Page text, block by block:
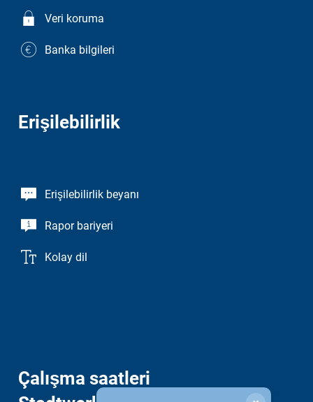
Veri koruma
Banka bilgileri
Erişilebilirlik
Erişilebilirlik beyanı
Rapor bariyeri
Kolay dil
Çalışma saatleri